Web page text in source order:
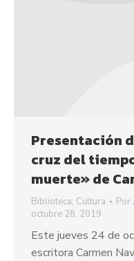
Presentación
cruz del
muerte» de
Biblioteca, Cultura Por
octubre 28, 2019
Este jueves 24 de
escritora Carmen